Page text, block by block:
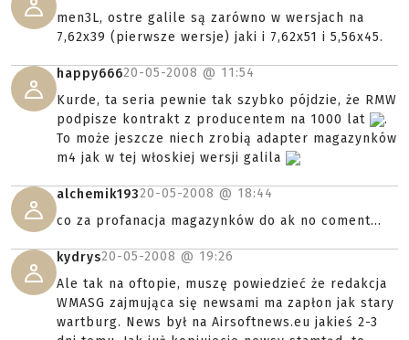
men3L, ostre galile są zarówno w wersjach na
7,62x39 (pierwsze wersje) jaki i 7,62x51 i 5,56x45.
happy66620-05-2008 @ 11:54
Kurde, ta seria pewnie tak szybko pójdzie, że RMW
podpisze kontrakt z producentem na 1000 lat
.
To może jeszcze niech zrobią adapter magazynków
m4 jak w tej włoskiej wersji galila
alchemik19320-05-2008 @ 18:44
co za profanacja magazynków do ak no coment...
kydrys20-05-2008 @ 19:26
Ale tak na oftopie, muszę powiedzieć że redakcja
WMASG zajmująca się newsami ma zapłon jak stary
wartburg. News był na Airsoftnews.eu jakieś 2-3